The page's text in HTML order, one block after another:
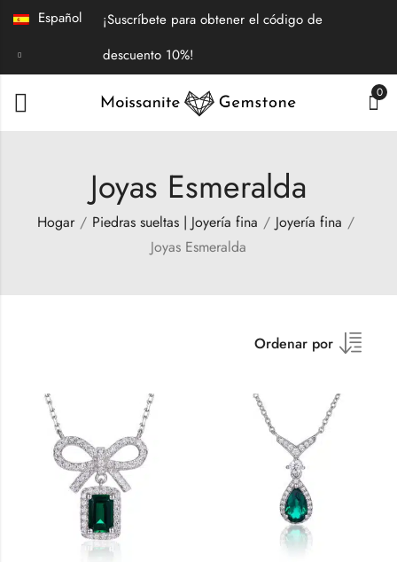
Español
¡Suscríbete para obtener el código de
descuento 10%!
0
Joyas Esmeralda
Hogar Piedras sueltas | Joyería fina
Joyería fina
Joyas Esmeralda
Ordenar por